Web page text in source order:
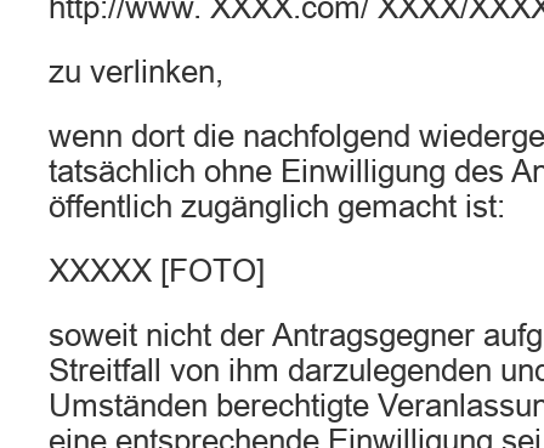
http://www. XXXX.com/ XXXX/
zu verlinken,
wenn dort die nachfolgend
tatsächlich ohne Einwilligung des
öffentlich zugänglich gemacht ist:
XXXXX [FOTO]
soweit nicht der Antragsgegner
Streitfall von ihm darzulegenden
Umständen berechtigte
eine entsprechende Einwilligung